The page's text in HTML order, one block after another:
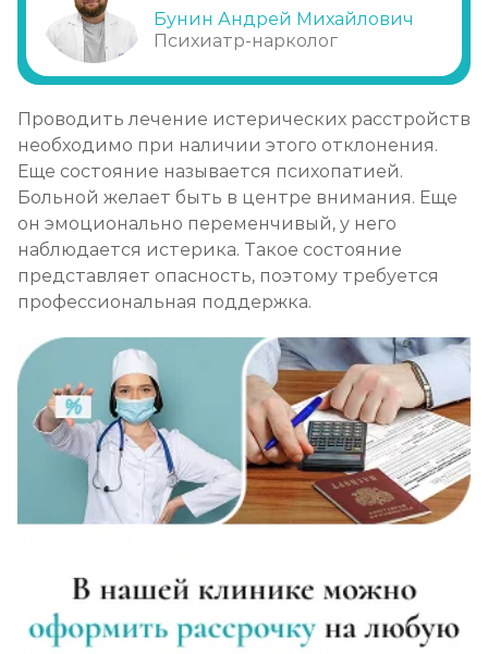
Преимущества нашей клиники
Бунин Андрей Михайлович
Психиатр-нарколог
Проводить лечение истерических расстройств
необходимо при наличии этого отклонения.
Еще состояние называется психопатией.
Больной желает быть в центре внимания. Еще
он эмоционально переменчивый, у него
наблюдается истерика. Такое состояние
представляет опасность, поэтому требуется
профессиональная поддержка.